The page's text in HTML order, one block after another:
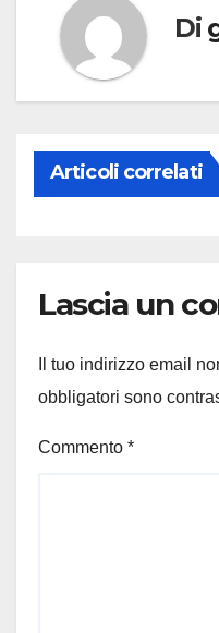
Di
Articoli correlati
Lascia un
Il tuo indirizzo email
obbligatori sono
Commento *